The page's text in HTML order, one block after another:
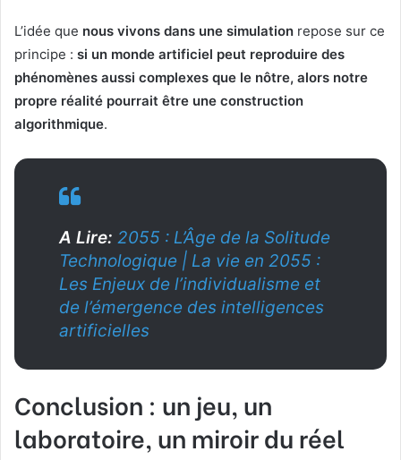
L’idée que nous vivons dans une simulation repose sur ce
principe : si un monde artificiel peut reproduire des
phénomènes aussi complexes que le nôtre, alors notre
propre réalité pourrait être une construction
algorithmique.
A Lire: 2055 : L’Âge de la Solitude
Technologique | La vie en 2055 :
Les Enjeux de l’individualisme et
de l’émergence des intelligences
artificielles
Conclusion : un jeu, un
laboratoire, un miroir du réel